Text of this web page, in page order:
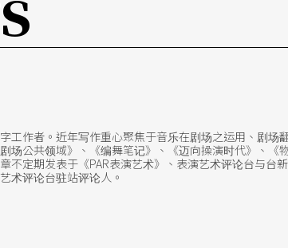
综复杂的政府、军方与地方势力说
附土地而生的庞大经济利益、非常
更是超越血缘与奶水，如土地种植
别人土地以求活命」不也成了另一
工作者。近年写作重心聚焦于音乐在剧场之运用、剧场
场公共领域》、《编舞笔记》、《迈向操演时代》、《
不定期发表于《PAR表演艺术》、表演艺术评论台与台
术评论台驻站评论人。